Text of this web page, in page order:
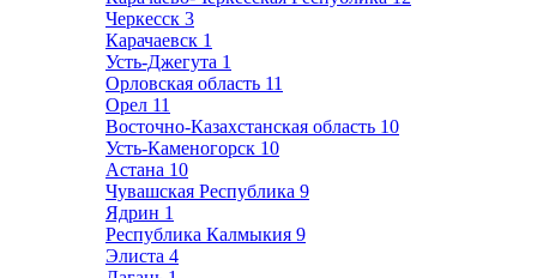
Черкесск 3
Карачаевск 1
Усть-Джегута 1
Орловская область 11
Орел 11
Восточно-Казахстанская область 10
Усть-Каменогорск 10
Астана 10
Чувашская Республика 9
Ядрин 1
Республика Калмыкия 9
Элиста 4